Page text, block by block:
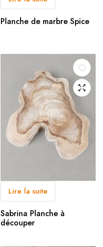
Planche de marbre Spice
Lire la suite
Sabrina Planche à
découper